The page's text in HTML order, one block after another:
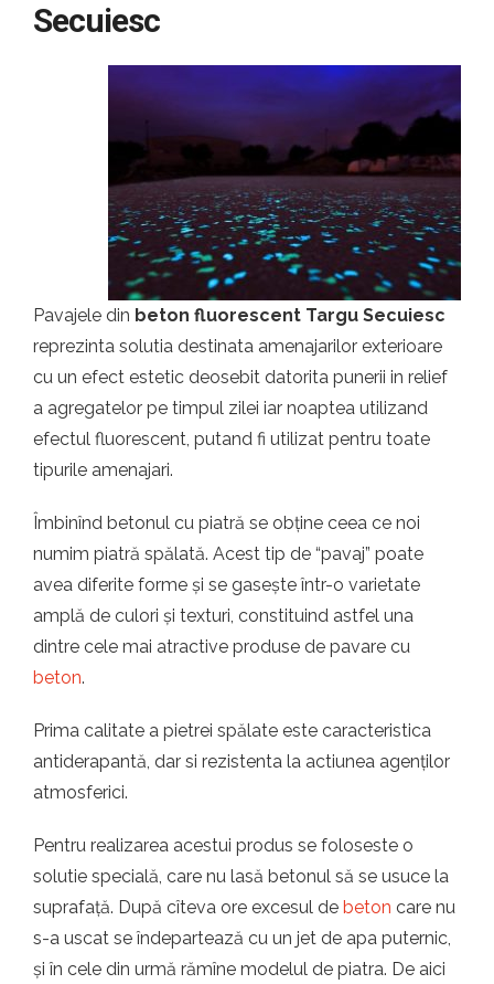
Secuiesc
Pavajele din beton fluorescent Targu Secuiesc
reprezinta solutia destinata amenajarilor exterioare
cu un efect estetic deosebit datorita punerii in relief
a agregatelor pe timpul zilei iar noaptea utilizand
efectul fluorescent, putand fi utilizat pentru toate
tipurile amenajari.
Îmbinînd betonul cu piatră se obține ceea ce noi
numim piatră spălată. Acest tip de “pavaj” poate
avea diferite forme și se gasește într-o varietate
amplă de culori și texturi, constituind astfel una
dintre cele mai atractive produse de pavare cu
beton.
Prima calitate a pietrei spălate este caracteristica
antiderapantă, dar si rezistenta la actiunea agenților
atmosferici.
Pentru realizarea acestui produs se foloseste o
solutie specială, care nu lasă betonul să se usuce la
suprafață. După cîteva ore excesul de beton care nu
s-a uscat se îndepartează cu un jet de apa puternic,
și în cele din urmă rămîne modelul de piatra. De aici